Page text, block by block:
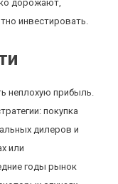
дорожают,
инвестировать.
неплохую прибыль.
покупка
дилеров и
или
годы рынок